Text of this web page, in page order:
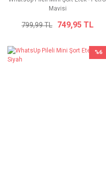
Mavisi
799,99 TL 749,95 TL
%6